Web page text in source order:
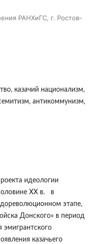
РАНХиГС, г. Ростов-
казачий национализм,
антикоммунизм,
идеологии
XX в. в
этапе,
Донского» в период
казачьего